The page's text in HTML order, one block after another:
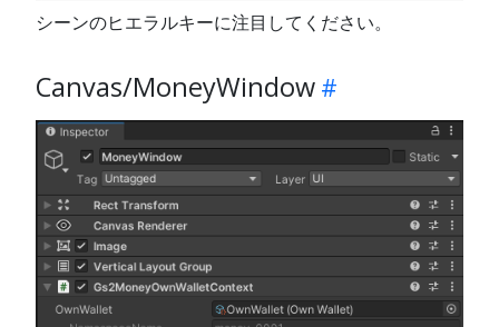
シーンのヒエラルキーに注目してください。
Canvas/MoneyWindow